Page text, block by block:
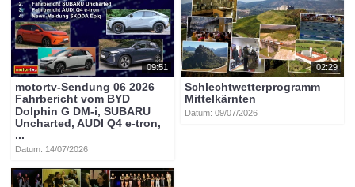
09:51
motortv-Sendung 06 2026
Fahrbericht vom BYD
Dolphin G DM-i, SUBARU
Uncharted, AUDI Q4 e-tron,
...
Datum: 14/07/2026
02:29
Schlechtwetterprogramm
Mittelkärnten
Datum: 09/07/2026